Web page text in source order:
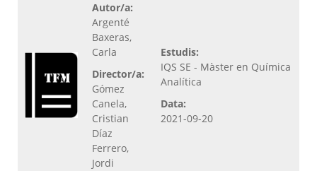
Autor/a:
Argenté
Baxeras,
Carla
Director/a:
Gómez
Canela,
Cristian
Díaz
Ferrero,
Jordi
Estudis:
IQS SE - Màster en Química
Analítica
Data:
2021-09-20